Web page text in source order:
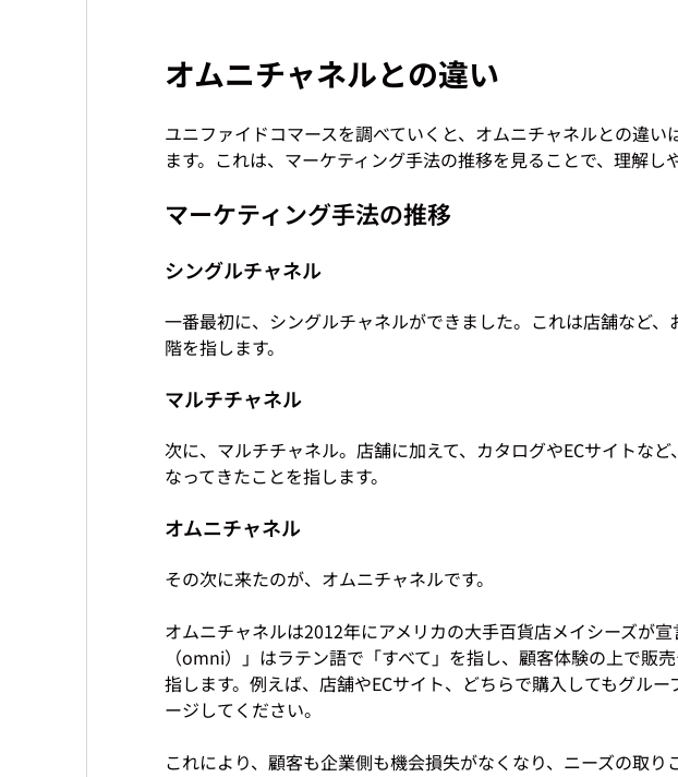
オムニチャネルとの違い
ユニファイドコマースを調べていくと、オムニチャネルとの違い
マーケティング手法の推移
シングルチャネル
一番最初に、シングルチャネルができました。これは店舗など
マルチチャネル
次に、マルチチャネル。店舗に加えて、カタログやECサイトな
オムニチャネル
その次に来たのが、オムニチャネルです。
オムニチャネルは2012年にアメリカの大手百貨店メイシーズが
（omni）」はラテン語で「すべて」を指し、顧客体験の上で販
指します。例えば、店舗やECサイト、どちらで購入してもグル
ージしてください。
これにより、顧客も企業側も機会損失がなくなり、ニーズの取